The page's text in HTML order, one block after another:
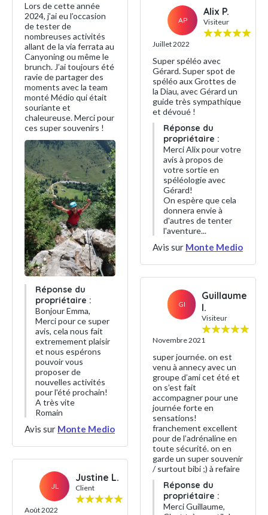
Lors de cette année
2024, j’ai eu l’occasion
de tester de
nombreuses activités
allant de la via ferrata au
Canyoning ou même le
brunch. J’ai toujours été
ravie de partager des
moments avec la team
monté Médio qui était
souriante et
chaleureuse. Merci pour
ces super souvenirs !
Réponse du
propriétaire :
Bonjour Emma,
Merci pour ce super
avis, cela nous fait
extremement plaisir
et nous espérons
pouvoir vous
proposer de
nouvelles activités
pour l'été prochain!
A très vite
Romain
Avis sur Monte Medio
JL
Justine L.
Client
Août 2022
AP
Alix P.
Visiteur
Juillet 2022
Super spéléo avec
Gérard. Super spot de
spéléo aux Grottes de
la Diau, avec Gérard un
guide très sympathique
et dévoué !
Réponse du
propriétaire :
Merci Alix pour votre
avis à propos de
votre sortie en
spéléologie avec
Gérard!
On espère que cela
donnera envie à
d'autres de tenter
l'aventure...
Avis sur Monte Medio
GI
Guillaume
I.
Visiteur
Novembre 2021
super journée. on est
venu à annecy avec un
groupe d’ami cet été et
on s’est fait
accompagner pour une
journée forte en
sensations!
franchement excellent
pour de l’adrénaline en
toute sécurité. on en
garde un super souvenir
/ surtout bibi ;) à refaire
Réponse du
propriétaire :
Merci Guillaume,